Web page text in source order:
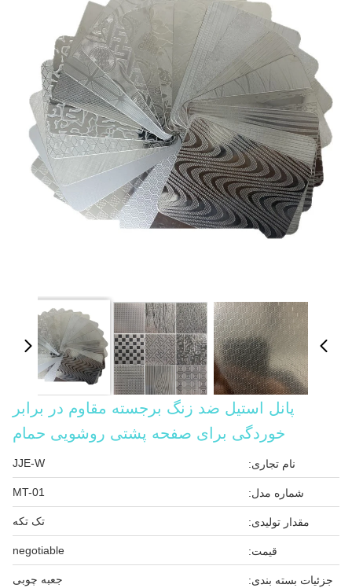
پانل استیل ضد زنگ برجسته مقاوم در برابر
خوردگی برای صفحه پشتی روشویی حمام
نام تجاری: JJE-W
شماره مدل: MT-01
مقدار تولیدی: تک تکه
قیمت: negotiable
جزئیات بسته بندی: جعبه چوبی